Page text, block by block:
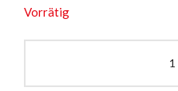
Vorrätig
Hyp.